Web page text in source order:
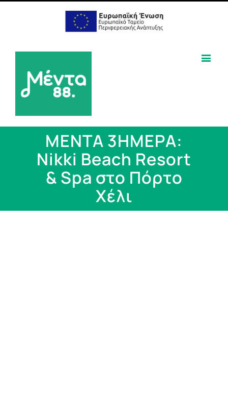
ΜΕΝΤΑ 3ΗΜΕΡΑ:
Nikki Beach Resort
& Spa στο Πόρτο
Χέλι